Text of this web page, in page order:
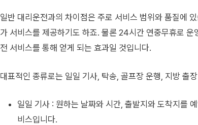
일반 대리운전과의 차이점은 주로 서비스 범위와 품질에
가 서비스를 제공하기도 하죠. 물론 24시간 연중무휴로
전 서비스를 통해 얻게 되는 효과일 것입니다.
대표적인 종류로는 일일 기사, 탁송, 골프장 운행, 지방 출
일일 기사 : 원하는 날짜와 시간, 출발지와 도착지를
비스입니다.